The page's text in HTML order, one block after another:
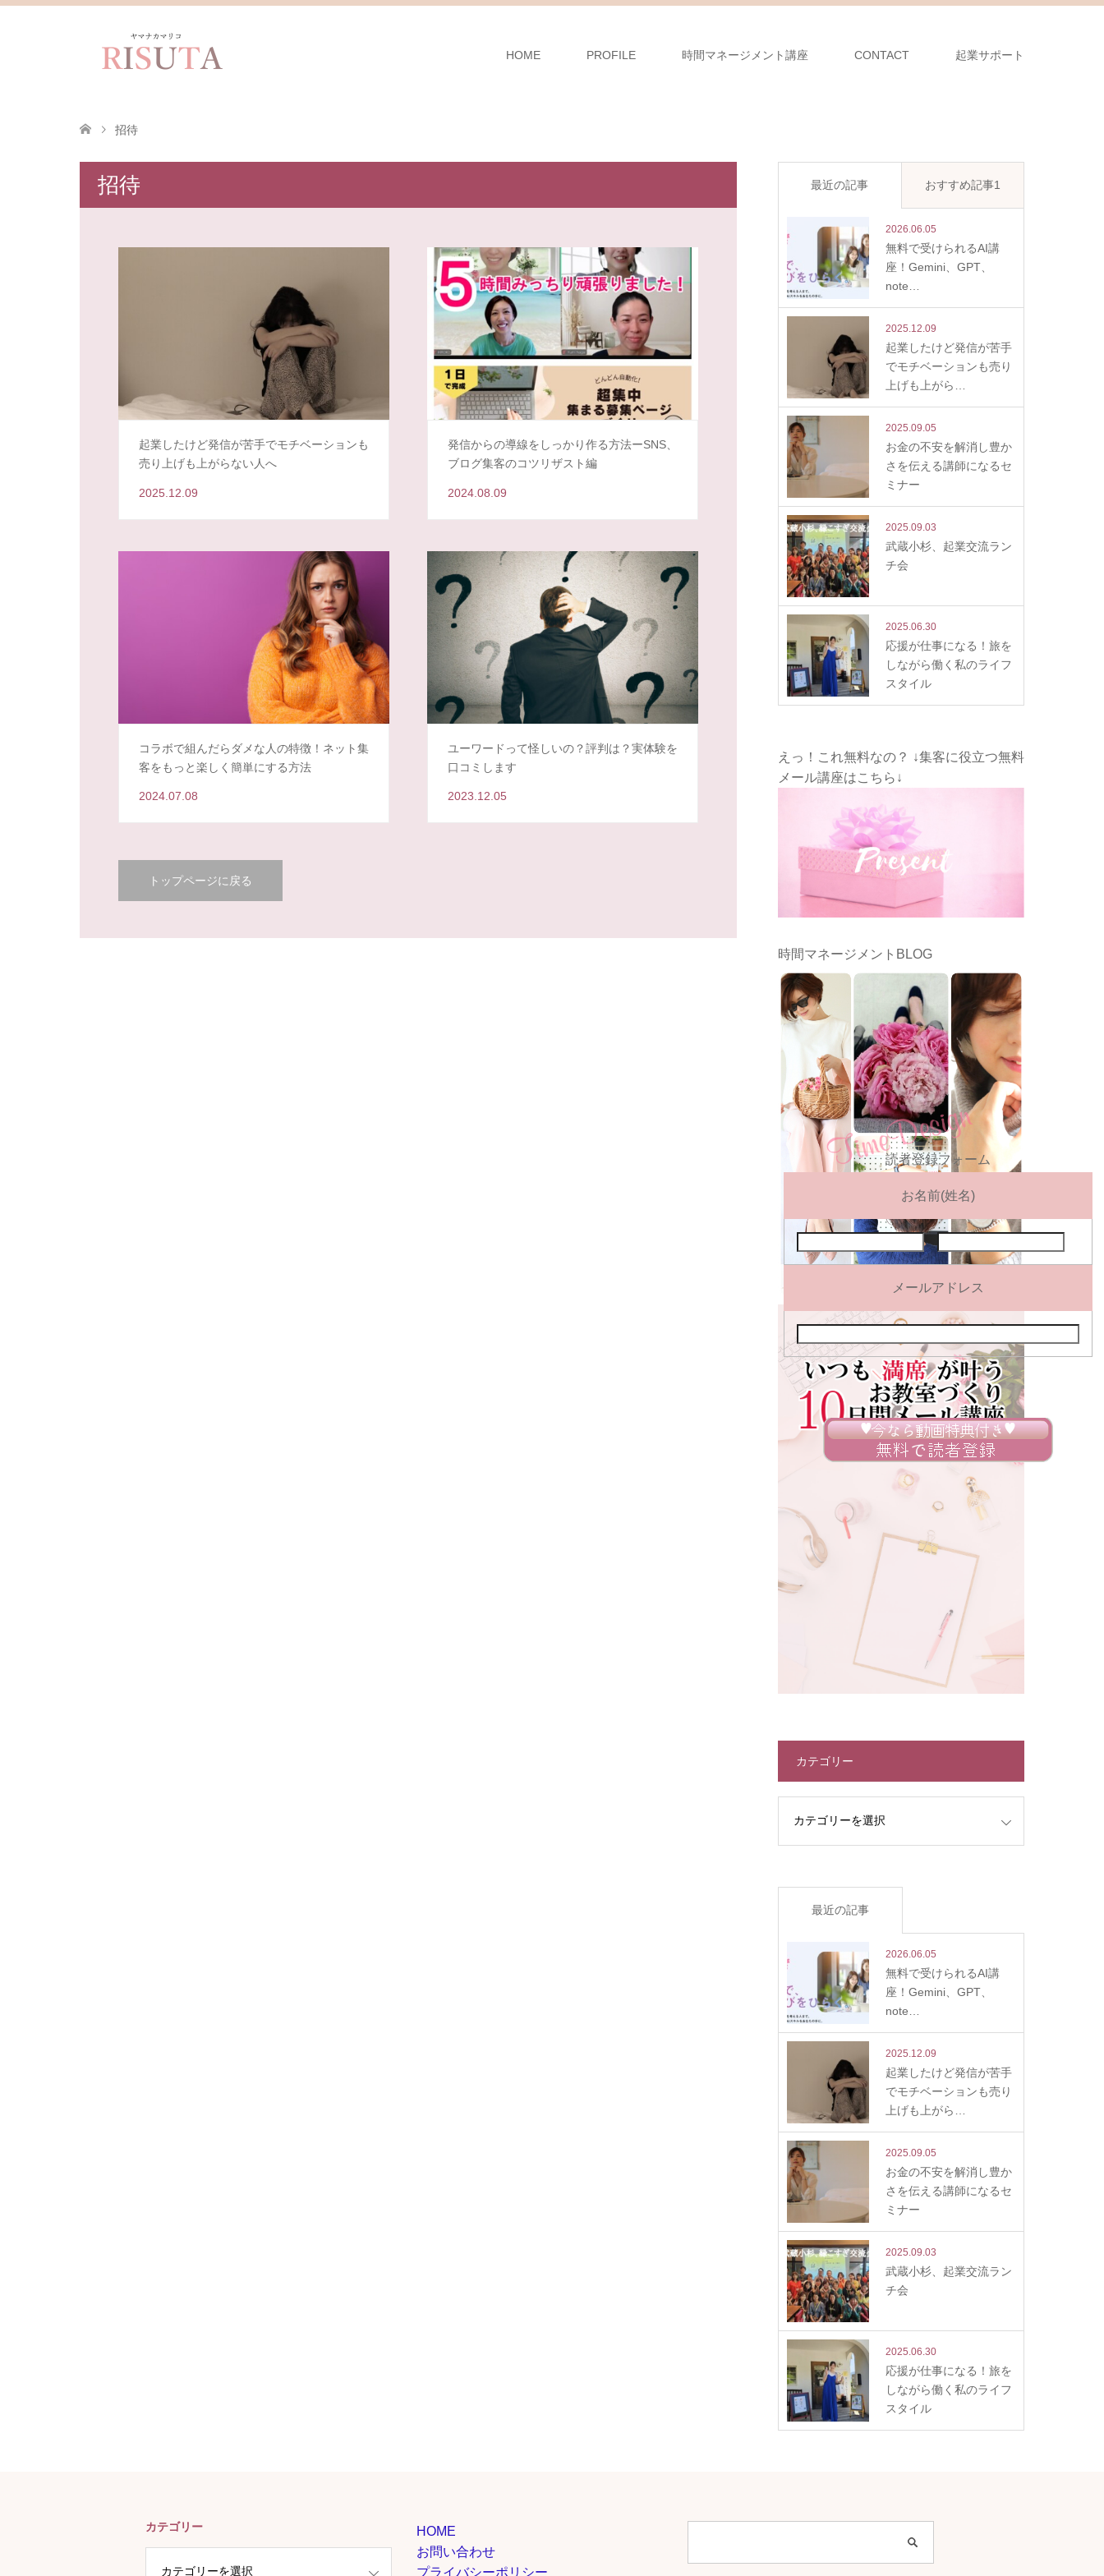
HOME PROFILE 時間マネージメント講座 CONTACT 起業サポート
招待
招待
起業したけど発信が苦手でモチベーションも
売り上げも上がらない人へ
2025.12.09
発信からの導線をしっかり作る方法ーSNS、
ブログ集客のコツリザスト編
2024.08.09
コラボで組んだらダメな人の特徴！ネット集
客をもっと楽しく簡単にする方法
2024.07.08
ユーワードって怪しいの？評判は？実体験を
口コミします
2023.12.05
トップページに戻る
最近の記事 おすすめ記事1
2026.06.05
無料で受けられるAI講
座！Gemini、GPT、
note…
2025.12.09
起業したけど発信が苦手
でモチベーションも売り
上げも上がら…
2025.09.05
お金の不安を解消し豊か
さを伝える講師になるセ
ミナー
2025.09.03
武蔵小杉、起業交流ラン
チ会
2025.06.30
応援が仕事になる！旅を
しながら働く私のライフ
スタイル
えっ！これ無料なの？ ↓集客に役立つ無料
メール講座はこちら↓
時間マネージメントBLOG
読者登録フォーム
お名前(姓名)
メールアドレス
カテゴリー
最近の記事
2026.06.05
無料で受けられるAI講
座！Gemini、GPT、
note…
2025.12.09
起業したけど発信が苦手
でモチベーションも売り
上げも上がら…
2025.09.05
お金の不安を解消し豊か
さを伝える講師になるセ
ミナー
2025.09.03
武蔵小杉、起業交流ラン
チ会
2025.06.30
応援が仕事になる！旅を
しながら働く私のライフ
スタイル
カテゴリー
HOME
お問い合わせ
プライバシーポリシー